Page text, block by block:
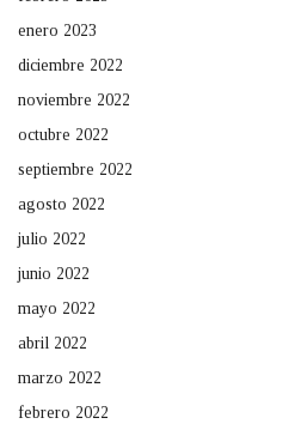
enero 2023
diciembre 2022
noviembre 2022
octubre 2022
septiembre 2022
agosto 2022
julio 2022
junio 2022
mayo 2022
abril 2022
marzo 2022
febrero 2022